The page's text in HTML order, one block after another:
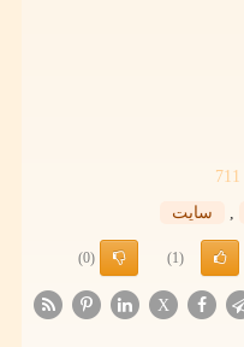
711
, سایت
(1)
(0)
X